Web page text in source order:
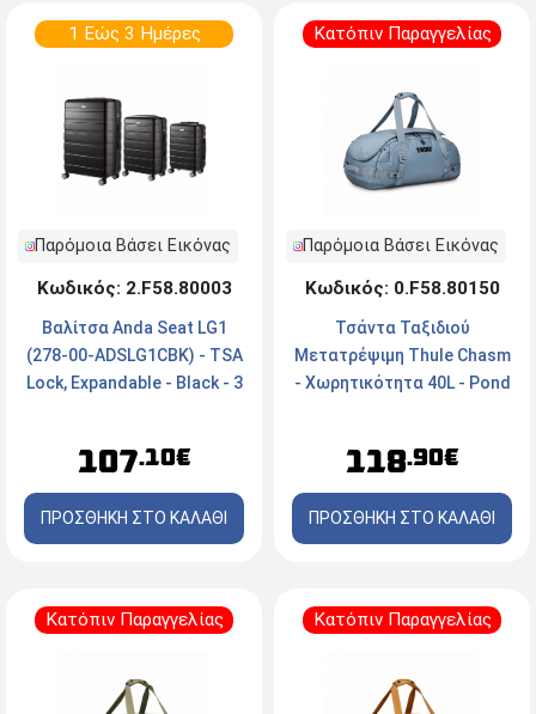
1 Εώς 3 Ημέρες
Παρόμοια Βάσει Εικόνας
Κωδικός: 2.F58.80003
Βαλίτσα Anda Seat LG1
(278-00-ADSLG1CBK) - TSA
Lock, Expandable - Black - 3
107.10€
ΠΡΟΣΘΗΚΗ ΣΤΟ ΚΑΛΑΘΙ
Κατόπιν Παραγγελίας
Παρόμοια Βάσει Εικόνας
Κωδικός: 0.F58.80150
Τσάντα Ταξιδιού
Μετατρέψιμη Thule Chasm
- Χωρητικότητα 40L - Pond
118.90€
ΠΡΟΣΘΗΚΗ ΣΤΟ ΚΑΛΑΘΙ
Κατόπιν Παραγγελίας Κατόπιν Παραγγελίας